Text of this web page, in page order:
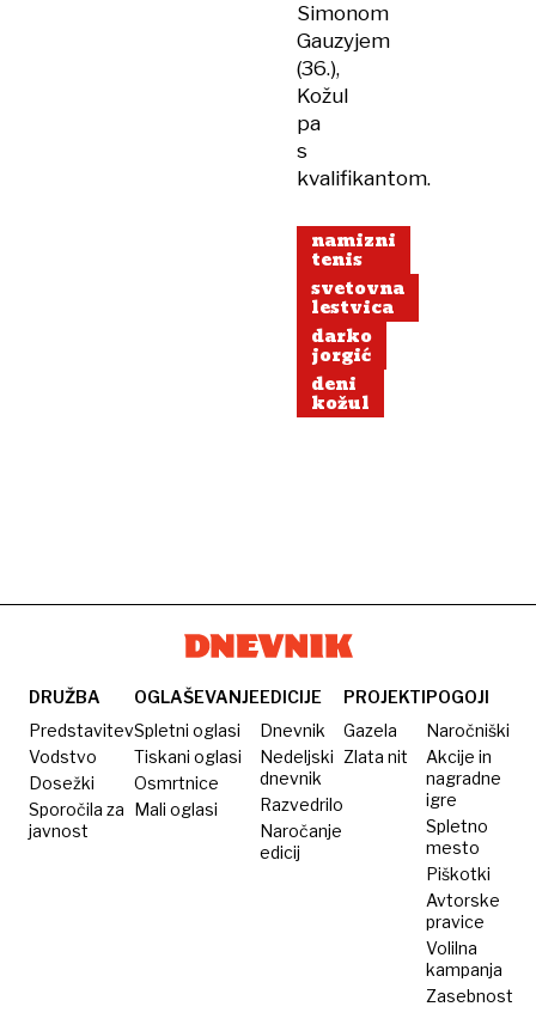
Simonom
Gauzyjem
(36.),
Kožul
pa
s
kvalifikantom.
namizni
tenis
svetovna
lestvica
darko
jorgić
deni
kožul
DRUŽBA
Predstavitev
Vodstvo
Dosežki
Sporočila za
javnost
OGLAŠEVANJE
Spletni oglasi
Tiskani oglasi
Osmrtnice
Mali oglasi
EDICIJE
Dnevnik
Nedeljski
dnevnik
Razvedrilo
Naročanje
edicij
PROJEKTI
Gazela
Zlata nit
POGOJI
Naročniški
Akcije in
nagradne
igre
Spletno
mesto
Piškotki
Avtorske
pravice
Volilna
kampanja
Zasebnost